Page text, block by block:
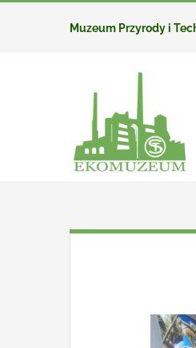
Muzeum Przyrody i